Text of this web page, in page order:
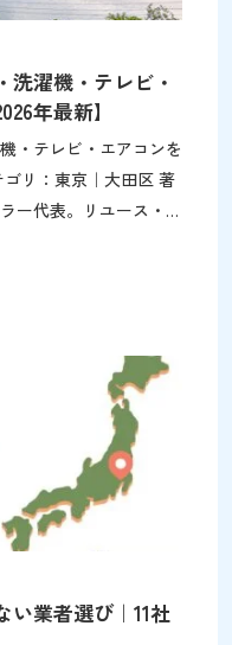
濯機・テレビ・
年最新】
・テレビ・エアコンを
ー代表。リユース・リ
。メディア出演も多
いか分からず、慌てて
大田区ではどのように
とめます。大田区の粗
別収集（電話または
島への直接持込（電話
）から選べます。冷蔵
い業者選び｜11社